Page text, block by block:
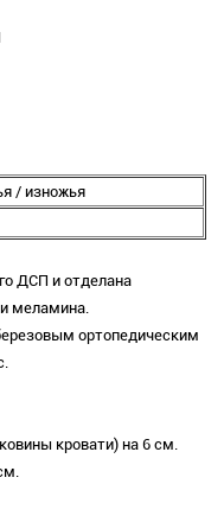
/ изножья
ДСП и отделана
меламина.
ортопедическим
кровати) на 6 см.